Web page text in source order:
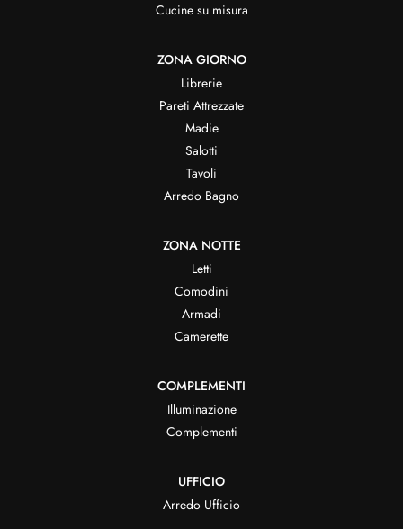
Cucine su misura
ZONA GIORNO
Librerie
Pareti Attrezzate
Madie
Salotti
Tavoli
Arredo Bagno
ZONA NOTTE
Letti
Comodini
Armadi
Camerette
COMPLEMENTI
Illuminazione
Complementi
UFFICIO
Arredo Ufficio